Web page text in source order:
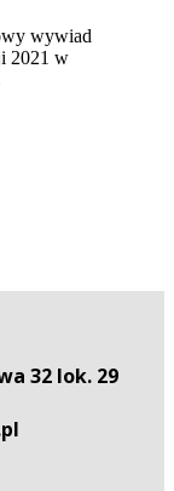
wywiad
2021 w
32 lok. 29